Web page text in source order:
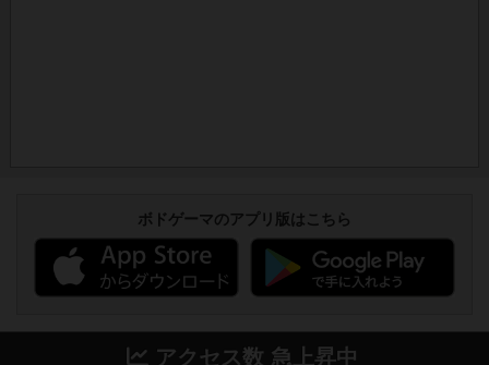
ボドゲーマのアプリ版はこちら
アクセス数 急上昇中